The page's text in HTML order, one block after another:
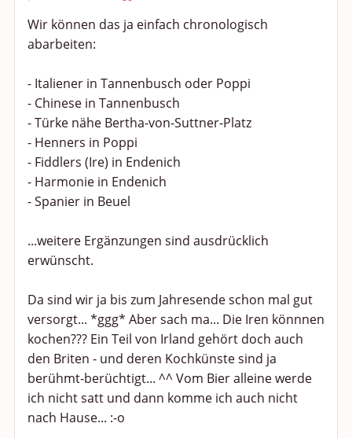
Wir können das ja einfach chronologisch
abarbeiten:
- Italiener in Tannenbusch oder Poppi
- Chinese in Tannenbusch
- Türke nähe Bertha-von-Suttner-Platz
- Henners in Poppi
- Fiddlers (Ire) in Endenich
- Harmonie in Endenich
- Spanier in Beuel
...weitere Ergänzungen sind ausdrücklich
erwünscht.
Da sind wir ja bis zum Jahresende schon mal gut
versorgt... *ggg* Aber sach ma... Die Iren könnnen
kochen??? Ein Teil von Irland gehört doch auch
den Briten - und deren Kochkünste sind ja
berühmt-berüchtigt... ^^ Vom Bier alleine werde
ich nicht satt und dann komme ich auch nicht
nach Hause... :-o